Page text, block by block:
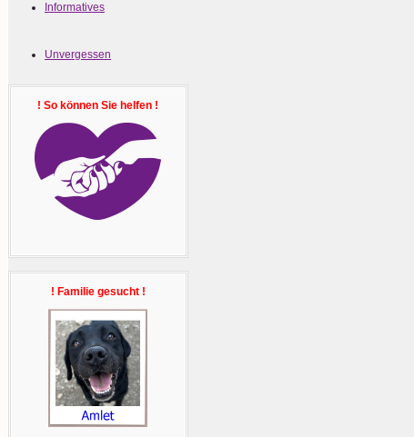
Informatives
Unvergessen
! So können Sie helfen !
! Familie gesucht !